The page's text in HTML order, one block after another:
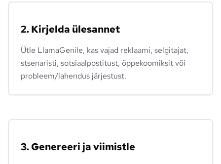
2. Kirjelda ülesannet
Ütle LlamaGenile, kas vajad reklaami, selgitajat,
stsenaristi, sotsiaalpostitust, õppekoomiksit või
probleem/lahendus järjestust.
3. Genereeri ja viimistle